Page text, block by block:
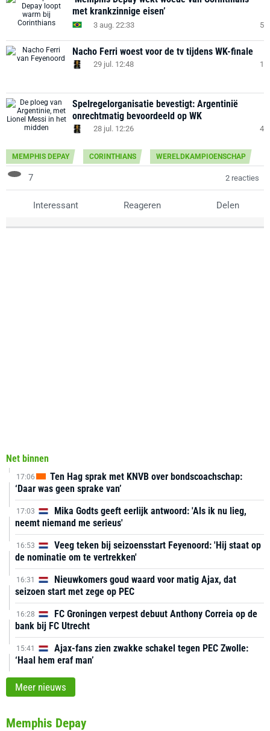
met krankzinnige eisen’
3 aug. 22:33 5
Nacho Ferri woest voor de tv tijdens WK-finale
29 jul. 12:48 1
Spelregelorganisatie bevestigt: Argentinië
onrechtmatig bevoordeeld op WK
28 jul. 12:26 4
MEMPHIS DEPAY CORINTHIANS WERELDKAMPIOENSCHAP
7 2 reacties
Interessant Reageren Delen
Net binnen
17:06
Ten Hag sprak met KNVB over bondscoachschap:
‘Daar was geen sprake van’
17:03
Mika Godts geeft eerlijk antwoord: 'Als ik nu lieg,
neemt niemand me serieus'
16:53
Veeg teken bij seizoensstart Feyenoord: 'Hij staat op
de nominatie om te vertrekken'
16:31
Nieuwkomers goud waard voor matig Ajax, dat
seizoen start met zege op PEC
16:28
FC Groningen verpest debuut Anthony Correia op de
bank bij FC Utrecht
15:41
Ajax-fans zien zwakke schakel tegen PEC Zwolle:
‘Haal hem eraf man’
Meer nieuws
Memphis Depay